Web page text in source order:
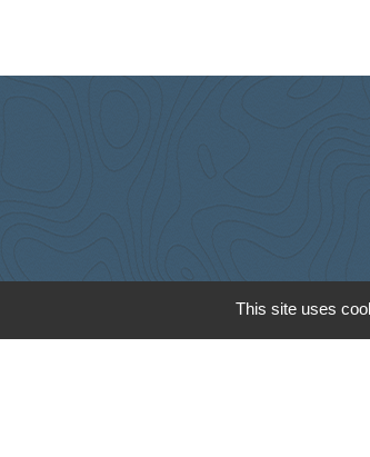
This site uses